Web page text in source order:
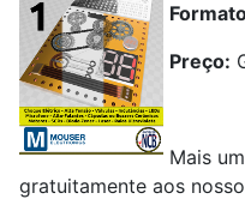
Preço:
Mais
gratuitamente aos